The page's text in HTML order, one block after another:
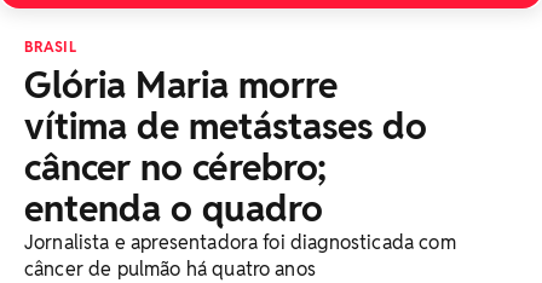
BRASIL
Glória Maria morre
vítima de metástases do
câncer no cérebro;
entenda o quadro
Jornalista e apresentadora foi diagnosticada com
câncer de pulmão há quatro anos